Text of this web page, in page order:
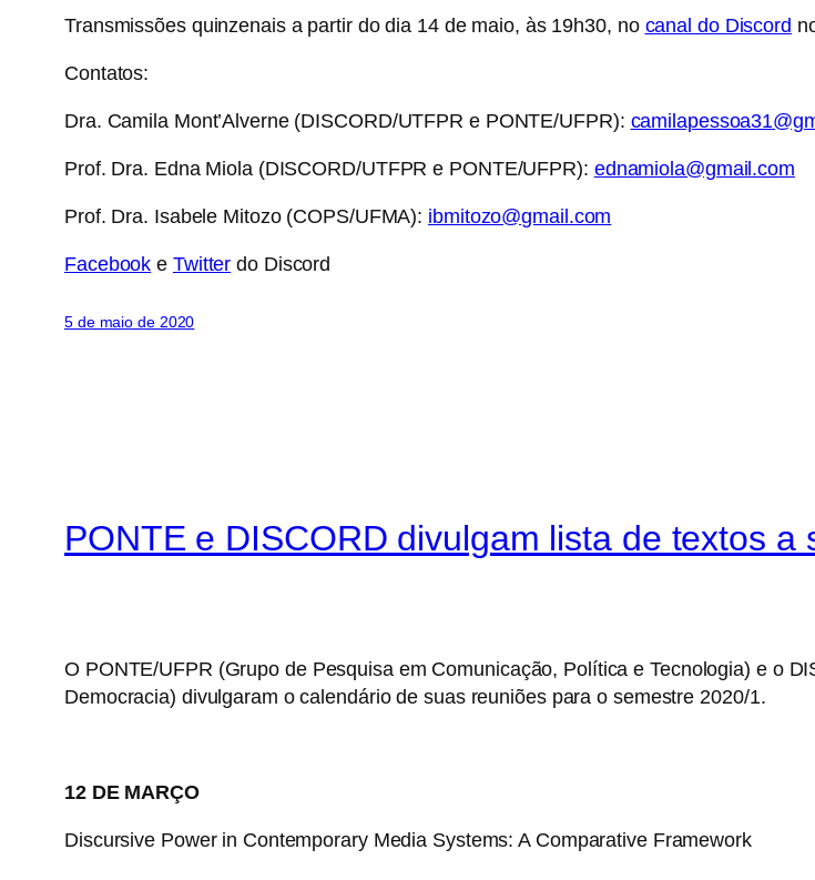
Transmissões quinzenais a partir do dia 14 de maio, às 19h30, no canal do Discord
Contatos:
Dra. Camila Mont’Alverne (DISCORD/UTFPR e PONTE/UFPR):
Prof. Dra. Edna Miola (DISCORD/UTFPR e PONTE/UFPR): ednamiola@gmail.com
Prof. Dra. Isabele Mitozo (COPS/UFMA): ibmitozo@gmail.com
Facebook e Twitter do Discord
5 de maio de 2020
PONTE e DISCORD divulgam lista de textos
O PONTE/UFPR (Grupo de Pesquisa em Comunicação, Política e Tecnologia) e o
Democracia) divulgaram o calendário de suas reuniões para o semestre 2020/1.
12 DE MARÇO
Discursive Power in Contemporary Media Systems: A Comparative Framework